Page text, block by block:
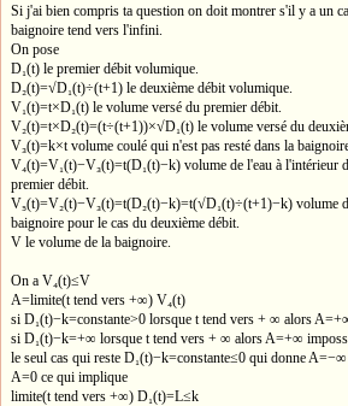
Si j'ai bien compris ta question on doit montrer s'il y a un
baignoire tend vers l'infini.
On pose
D₁(t) le premier débit volumique.
D₂(t)=√D₁(t)÷(t+1) le deuxième débit volumique.
V₁(t)=t×D₁(t) le volume versé du premier débit.
V₂(t)=t×D₂(t)=(t÷(t+1))×√D₁(t) le volume versé du
V₃(t)=k×t volume coulé qui n'est pas resté dans la
V₄(t)=V₁(t)−V₃(t)=t(D₁(t)−k) volume de l'eau à l'intérieur
premier débit.
V₅(t)=V₂(t)−V₃(t)=t(D₂(t)−k)=t(√D₁(t)÷(t+1)−k) volume
baignoire pour le cas du deuxième débit.
V le volume de la baignoire.
On a V₄(t)≤V
A=limite(t tend vers +∞) V₄(t)
si D₁(t)−k=constante>0 lorsque t tend vers + ∞ alors
si D₁(t)−k=+∞ lorsque t tend vers + ∞ alors A=+∞
le seul cas qui reste D₁(t)−k=constante≤0 qui donne
A=0 ce qui implique
limite(t tend vers +∞) D₁(t)=L≤k